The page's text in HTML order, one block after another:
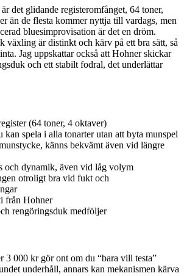
det glidande registeromfånget, 64 toner,
än de flesta kommer nyttja till vardags, men
bluesimprovisation är det en dröm.
växling är distinkt och kärv på ett bra sätt, så
Jag uppskattar också att Hohner skickar
och ett stabilt fodral, det underlättar
(64 toner, 4 oktaver)
kan spela i alla tonarter utan att byta munspel
känns bekvämt även vid längre
och dynamik, även vid låg volym
otroligt bra vid fukt och
från Hohner
rengöringsduk medföljer
3 000 kr gör ont om du “bara vill testa”
underhåll, annars kan mekanismen kärva